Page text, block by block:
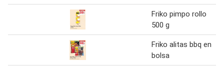
Friko pimpo rollo
500 g
Friko alitas bbq en
bolsa